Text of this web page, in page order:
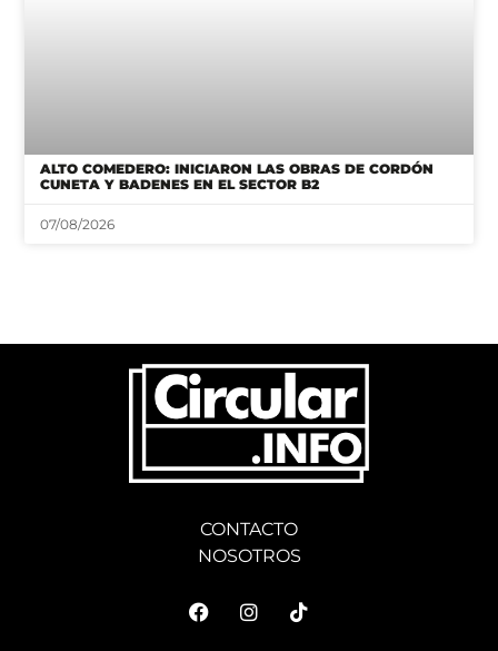
ALTO COMEDERO: INICIARON LAS OBRAS DE CORDÓN
CUNETA Y BADENES EN EL SECTOR B2
07/08/2026
CONTACTO
NOSOTROS